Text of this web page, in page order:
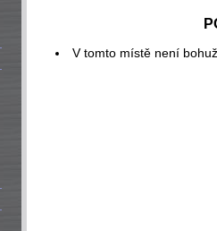
V tomto místě není